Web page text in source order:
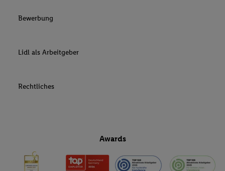
Bewerbung
Lidl als Arbeitgeber
Rechtliches
Awards